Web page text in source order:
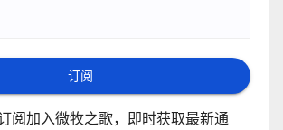
订阅
阅加入微牧之歌，即时获取最新通